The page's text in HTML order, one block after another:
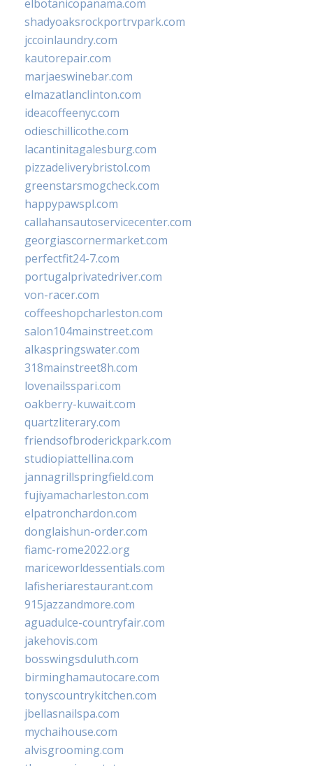
elbotanicopanama.com
shadyoaksrockportrvpark.com
jccoinlaundry.com
kautorepair.com
marjaeswinebar.com
elmazatlanclinton.com
ideacoffeenyc.com
odieschillicothe.com
lacantinitagalesburg.com
pizzadeliverybristol.com
greenstarsmogcheck.com
happypawspl.com
callahansautoservicecenter.com
georgiascornermarket.com
perfectfit24-7.com
portugalprivatedriver.com
von-racer.com
coffeeshopcharleston.com
salon104mainstreet.com
alkaspringswater.com
318mainstreet8h.com
lovenailsspari.com
oakberry-kuwait.com
quartzliterary.com
friendsofbroderickpark.com
studiopiattellina.com
jannagrillspringfield.com
fujiyamacharleston.com
elpatronchardon.com
donglaishun-order.com
fiamc-rome2022.org
mariceworldessentials.com
lafisheriarestaurant.com
915jazzandmore.com
aguadulce-countryfair.com
jakehovis.com
bosswingsduluth.com
birminghamautocare.com
tonyscountrykitchen.com
jbellasnailspa.com
mychaihouse.com
alvisgrooming.com